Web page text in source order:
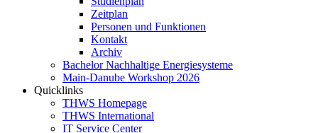
Zeitplan
Personen und Funktionen
Kontakt
Archiv
Bachelor Nachhaltige Energiesysteme
Main-Danube Workshop 2026
Quicklinks
THWS Homepage
THWS International
IT Service Center